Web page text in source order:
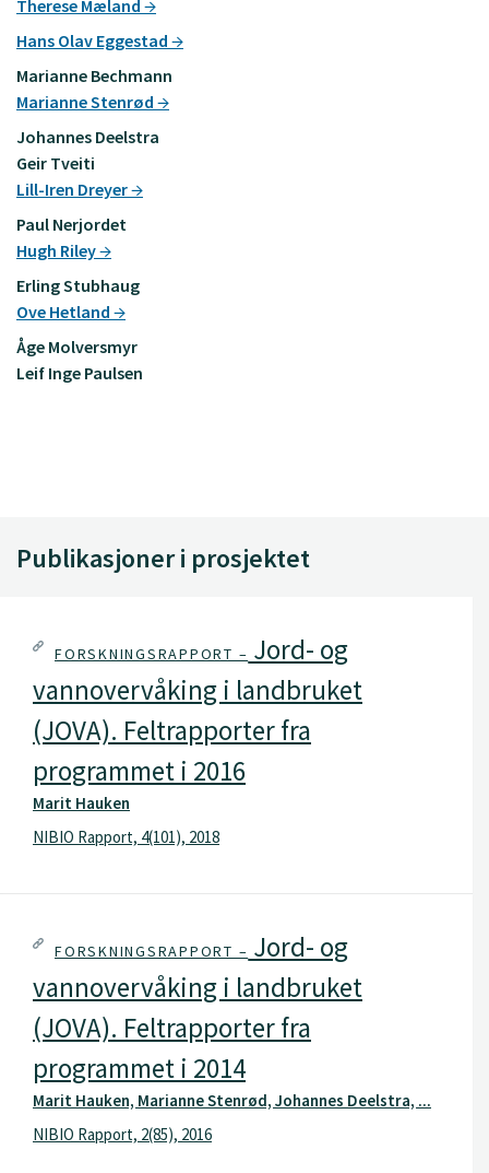
Therese Mæland
Hans Olav Eggestad
Marianne Bechmann
Marianne Stenrød
Johannes Deelstra
Geir Tveiti
Lill-Iren Dreyer
Paul Nerjordet
Hugh Riley
Erling Stubhaug
Ove Hetland
Åge Molversmyr
Leif Inge Paulsen
Publikasjoner i prosjektet
FORSKNINGSRAPPORT – Jord- og
vannovervåking i landbruket
(JOVA). Feltrapporter fra
programmet i 2016
Marit Hauken
NIBIO Rapport, 4(101), 2018
FORSKNINGSRAPPORT – Jord- og
vannovervåking i landbruket
(JOVA). Feltrapporter fra
programmet i 2014
Marit Hauken, Marianne Stenrød, Johannes Deelstra, ...
NIBIO Rapport, 2(85), 2016